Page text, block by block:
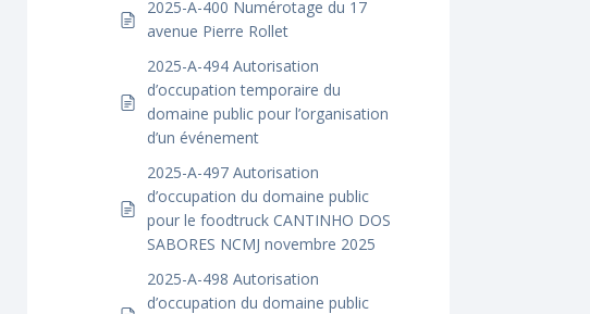
2025-A-400 Numérotage du 17
avenue Pierre Rollet
2025-A-494 Autorisation
d’occupation temporaire du
domaine public pour l’organisation
d’un événement
2025-A-497 Autorisation
d’occupation du domaine public
pour le foodtruck CANTINHO DOS
SABORES NCMJ novembre 2025
2025-A-498 Autorisation
d’occupation du domaine public